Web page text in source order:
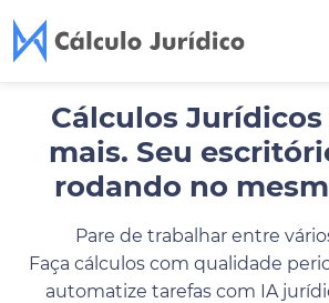
Cálculos
mais. Seu
rodando no
Pare de trabalhar entre
Faça cálculos com qualidade
automatize tarefas com IA